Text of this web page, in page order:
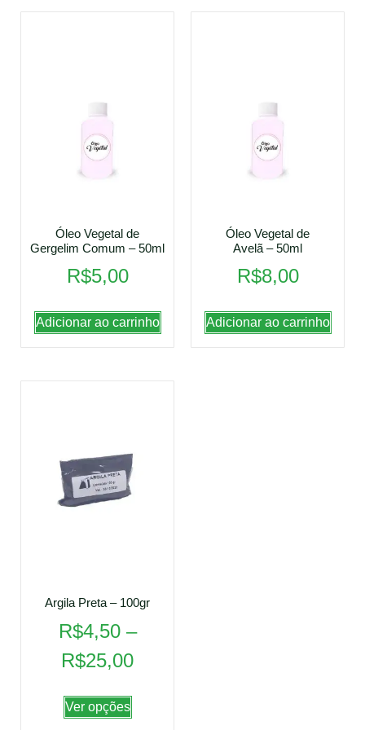
Óleo Vegetal de
Gergelim Comum – 50ml
R$5,00
Adicionar ao carrinho
Óleo Vegetal de
Avelã – 50ml
R$8,00
Adicionar ao carrinho
Argila Preta – 100gr
R$4,50 –
R$25,00
Ver opções